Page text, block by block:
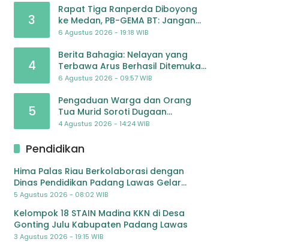
3
Rapat Tiga Ranperda Diboyong
ke Medan, PB-GEMA BT: Jangan
Jadikan APBD Ladang
6 Agustus 2026 - 19:18 WIB
4
Berita Bahagia: Nelayan yang
Terbawa Arus Berhasil Ditemukan
Dalam Keadaan Selamat
6 Agustus 2026 - 09:57 WIB
5
Pengaduan Warga dan Orang
Tua Murid Soroti Dugaan
Pengelolaan Dana BOP PAUD di TK
4 Agustus 2026 - 14:24 WIB
Pendidikan
Hima Palas Riau Berkolaborasi dengan
Dinas Pendidikan Padang Lawas Gelar
Pelatihan OSIS SMP se-Kabupaten Padang
5 Agustus 2026 - 08:02 WIB
Kelompok 18 STAIN Madina KKN di Desa
Gonting Julu Kabupaten Padang Lawas
3 Agustus 2026 - 19:15 WIB